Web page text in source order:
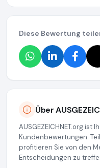
Diese Bewertung
Über
AUSGEZEICHNET.org ist
Kundenbewertungen.
profitieren Sie von den
Entscheidungen zu